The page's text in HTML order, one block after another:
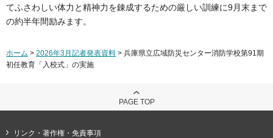
てふさわしい体力と精神力を錬成するための厳しい訓練に9月末まで
の約半年間励みます。
ホーム > 2026年3月記者発表資料 > 兵庫県立広域防災センター消防学校第91期
初任教育「入校式」の実施
PAGE TOP
リンク・著作権・免責事項